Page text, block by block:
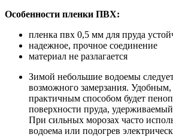
Особенности пленки ПВХ:
пленка пвх 0,5 мм для пруда
надежное, прочное соединение
материал не разлагается
Зимой небольшие водоемы
возможного замерзания.
практичным способом будет
поверхности пруда,
При сильных морозах часто
водоема или подогрев